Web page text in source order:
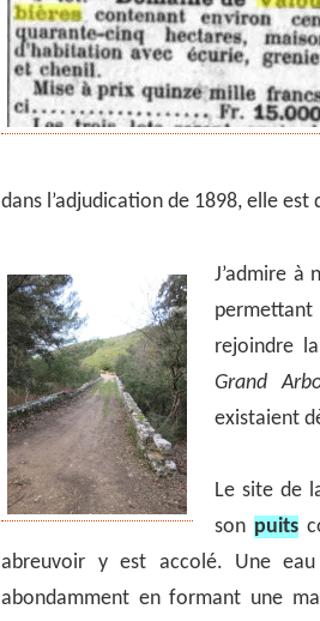
dans l’adjudication de 1898, elle est
J’admire à
rejoindre
Grand
existaient
Le site de
son puits
abreuvoir y est accolé. Une eau
abondamment en formant une